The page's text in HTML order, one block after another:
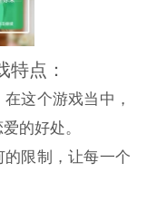
特点：
这个游戏当中，
的好处。
限制，让每一个